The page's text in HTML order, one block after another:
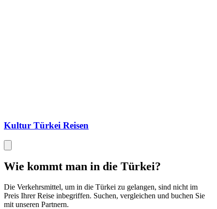
Kultur Türkei Reisen
Wie kommt man in die Türkei?
Die Verkehrsmittel, um in die Türkei zu gelangen, sind nicht im
Preis Ihrer Reise inbegriffen. Suchen, vergleichen und buchen Sie
mit unseren Partnern.